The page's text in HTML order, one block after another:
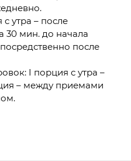
утра – после
30 мин. до начала
после
I порция с утра –
– между приемами